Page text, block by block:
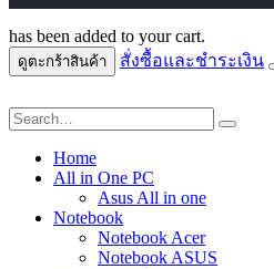
has been added to your cart.
ดูตะกร้าสินค้า สั่งซื้อและชำระเงิน
Home
All in One PC
Asus All in one
Notebook
Notebook Acer
Notebook ASUS